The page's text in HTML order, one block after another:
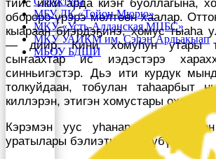
МБУ ДК «Тойон Мюрю»
МКУ «Усть-Алданская МЦБС»
МКУ УАИКМ им. Сэһэн Ардьакыап
МБОУ БДШИ
тиис икки арда киэҥ буоллагына,
обороро-үрэрэ мөлтөөн хаалар.
кыараан биэрдэҕинэ, хомус тыаһа
— диир. Кини хомуһун утары
сыҥаахтар ис иэдэстэрэ
синньигэстэр. Дьэ ити курдук
толкуйдаан, тобулан таһаарбыт
киллэрэн, этигэн хомустары охсор.
Кэрэмэн уус уһанар сирин
уратылары бэлиэтии көрдүбүт: